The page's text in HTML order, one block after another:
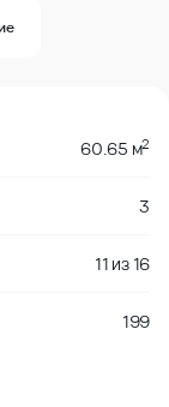
60.65 м2
3
11 из16
199